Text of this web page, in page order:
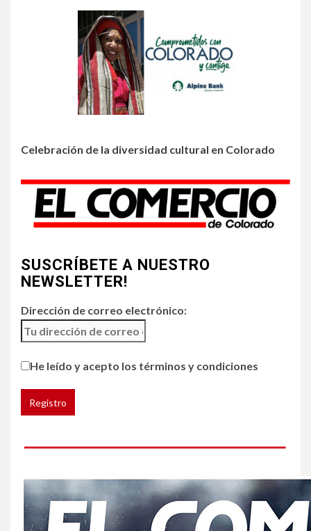
consumo de jalapeños
• HOGAR Y SALUD LOCAL NOTICIAS
Prevenga picaduras de
insectos de verano en
Colorado
• HOGAR Y SALUD LOCAL NOTICIAS
aire amenazan Colorado
Chipotle retira chiles
jalapeños de varios
5
HOGAR Y SALUD
Generación Z ignora riesgo
de cáncer al broncearse
Celebración de la diversidad cultural en Colorado
SUSCRÍBETE A NUESTRO
NEWSLETTER!
Dirección de correo electrónico:
He leído y acepto los términos y condiciones